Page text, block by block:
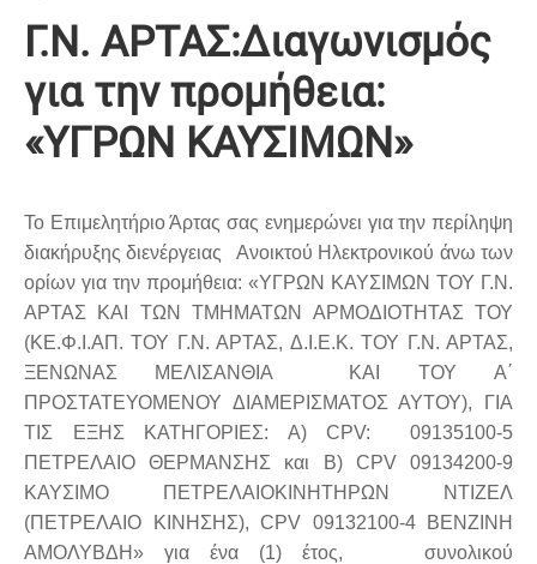
Γ.Ν. ΑΡΤΑΣ:Διαγωνισμός
για την προμήθεια:
«ΥΓΡΩΝ ΚΑΥΣΙΜΩΝ»
Το Επιμελητήριο Άρτας σας ενημερώνει για την περίληψη
διακήρυξης διενέργειας Ανοικτού Ηλεκτρονικού άνω των
ορίων για την προμήθεια: «ΥΓΡΩΝ ΚΑΥΣΙΜΩΝ ΤΟΥ Γ.Ν.
ΑΡΤΑΣ ΚΑΙ ΤΩΝ ΤΜΗΜΑΤΩΝ ΑΡΜΟΔΙΟΤΗΤΑΣ ΤΟΥ
(ΚΕ.Φ.Ι.ΑΠ. ΤΟΥ Γ.Ν. ΑΡΤΑΣ, Δ.Ι.Ε.Κ. ΤΟΥ Γ.Ν. ΑΡΤΑΣ,
ΞΕΝΩΝΑΣ ΜΕΛΙΣΑΝΘΙΑ KAI ΤΟΥ A΄
ΠΡΟΣΤΑΤΕΥΟΜΕΝΟΥ ΔΙΑΜΕΡΙΣΜΑΤΟΣ ΑΥΤΟΥ), ΓΙΑ
ΤΙΣ ΕΞΗΣ ΚΑΤΗΓΟΡΙΕΣ: Α) CPV: 09135100-5
ΠΕΤΡΕΛΑΙΟ ΘΕΡΜΑΝΣΗΣ και Β) CPV 09134200-9
ΚΑΥΣΙΜΟ ΠΕΤΡΕΛΑΙΟΚΙΝΗΤΗΡΩΝ ΝΤΙΖΕΛ
(ΠΕΤΡΕΛΑΙΟ ΚΙΝΗΣΗΣ), CPV 09132100-4 ΒΕΝΖΙΝΗ
ΑΜΟΛΥΒΔΗ» για ένα (1) έτος, συνολικού